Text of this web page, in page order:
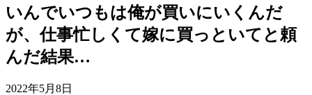
いんでいつもは俺が買いにいくんだ
が、仕事忙しくて嫁に買っといてと頼
んだ結果…
2022年5月8日